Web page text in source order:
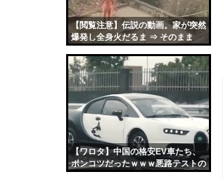
【閲覧注意】伝説の動画。家が突然
爆発し全身火だるま ⇒ そのまま
【ワロタ】中国の格安EV車たち、
ポンコツだったｗｗｗ悪路テストの